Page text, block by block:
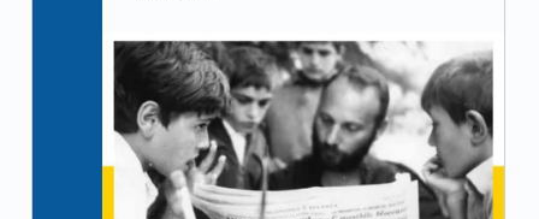
Link identifier archive #link-archive-thumb-soap-45680